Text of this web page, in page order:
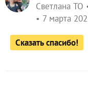
Светлана ТО
7 марта
Сказать спасибо!